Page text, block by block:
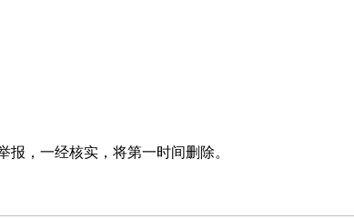
报，一经核实，将第一时间删除。